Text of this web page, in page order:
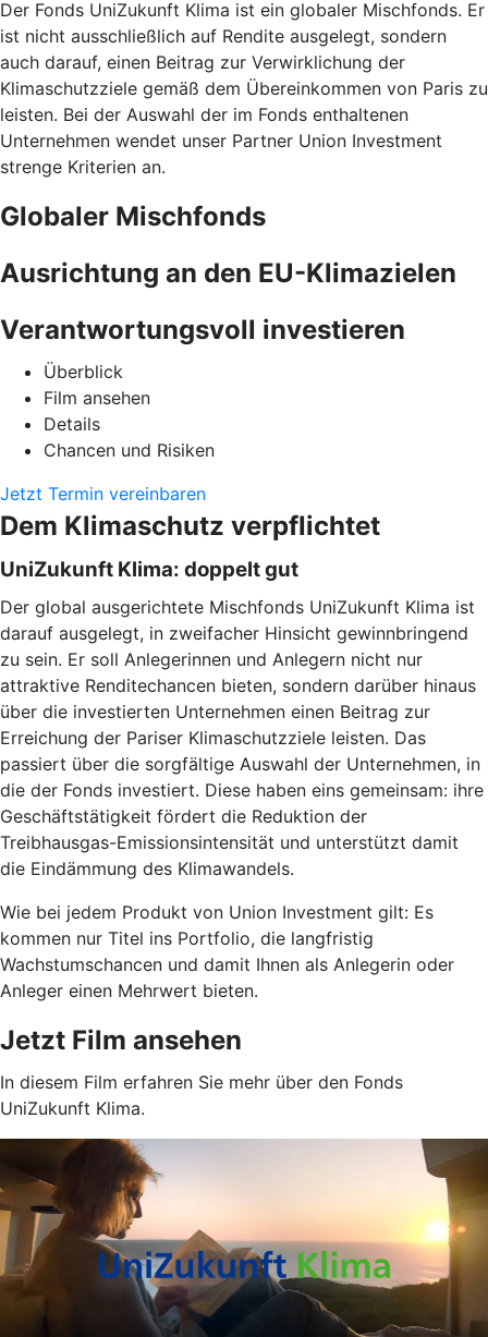
Der Fonds UniZukunft Klima ist ein globaler Mischfonds. Er
ist nicht ausschließlich auf Rendite ausgelegt, sondern
auch darauf, einen Beitrag zur Verwirklichung der
Klimaschutzziele gemäß dem Übereinkommen von Paris zu
leisten. Bei der Auswahl der im Fonds enthaltenen
Unternehmen wendet unser Partner Union Investment
strenge Kriterien an.
Globaler Mischfonds
Ausrichtung an den EU-Klimazielen
Verantwortungsvoll investieren
Überblick
Film ansehen
Details
Chancen und Risiken
Jetzt Termin vereinbaren
Dem Klimaschutz verpflichtet
UniZukunft Klima: doppelt gut
Der global ausgerichtete Mischfonds UniZukunft Klima ist
darauf ausgelegt, in zweifacher Hinsicht gewinnbringend
zu sein. Er soll Anlegerinnen und Anlegern nicht nur
attraktive Renditechancen bieten, sondern darüber hinaus
über die investierten Unternehmen einen Beitrag zur
Erreichung der Pariser Klimaschutzziele leisten. Das
passiert über die sorgfältige Auswahl der Unternehmen, in
die der Fonds investiert. Diese haben eins gemeinsam: ihre
Geschäftstätigkeit fördert die Reduktion der
Treibhausgas-Emissionsintensität und unterstützt damit
die Eindämmung des Klimawandels.
Wie bei jedem Produkt von Union Investment gilt: Es
kommen nur Titel ins Portfolio, die langfristig
Wachstumschancen und damit Ihnen als Anlegerin oder
Anleger einen Mehrwert bieten.
Jetzt Film ansehen
In diesem Film erfahren Sie mehr über den Fonds
UniZukunft Klima.